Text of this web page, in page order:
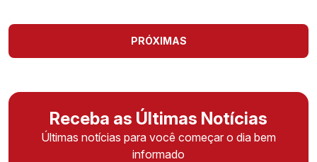
PRÓXIMAS
Receba as Últimas Notícias
Últimas notícias para você começar o dia bem
informado